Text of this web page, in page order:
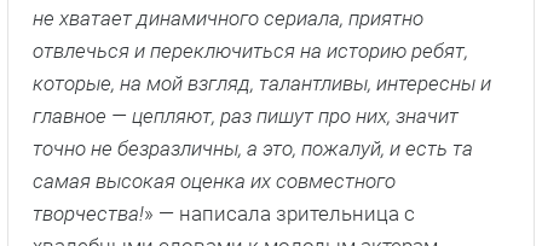
не хватает динамичного сериала, приятно
отвлечься и переключиться на историю ребят,
которые, на мой взгляд, талантливы, интересны и
главное — цепляют, раз пишут про них, значит
точно не безразличны, а это, пожалуй, и есть та
самая высокая оценка их совместного
творчества!» — написала зрительница с